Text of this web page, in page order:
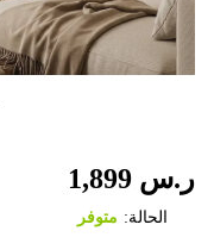
ر.س
الحالة: متوفر